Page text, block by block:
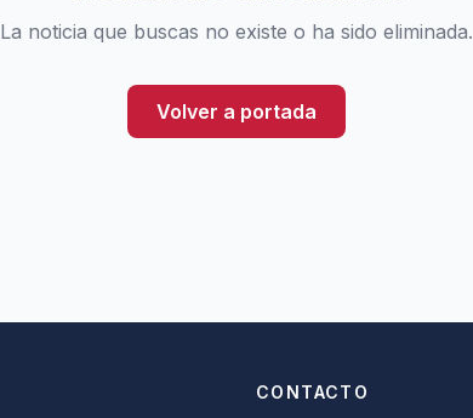
La noticia que buscas no existe o ha sido eliminada.
Volver a portada
CONTACTO